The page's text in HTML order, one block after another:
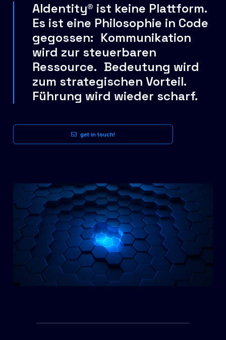
AIdentity® ist keine Plattform.
Es ist eine Philosophie in Code
gegossen: Kommunikation
wird zur steuerbaren
Ressource. Bedeutung wird
zum strategischen Vorteil.
Führung wird wieder scharf.
get in touch!
Automatisierung ist keine
Zukunftsstrategie, sie ist nur eine
effizientere Vergagenheit.
SMART ME UP >>